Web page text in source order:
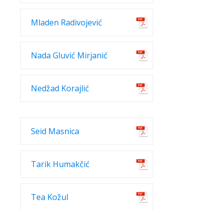
Mladen Radivojević
Nada Gluvić Mirjanić
Nedžad Korajlić
Seid Masnica
Tarik Humakčić
Tea Kožul